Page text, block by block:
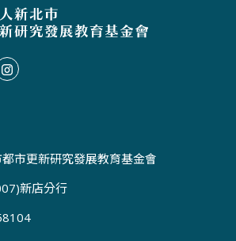
市更新研究發展教育基金會
新店分行